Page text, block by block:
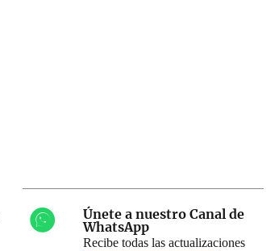
Únete a nuestro Canal de
WhatsApp
Recibe todas las actualizaciones